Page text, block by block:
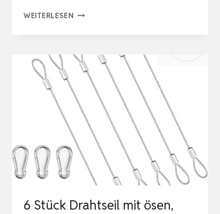
WEITERLESEN 200
KABELBINDER
MIT
PIN
KNOPF
DESIGN,
UV
BESTÄNDIGES
NYLON,
ROBUSTE
6 Stück Drahtseil mit ösen,